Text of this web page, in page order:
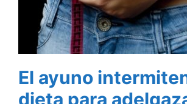
El ayuno
dieta para